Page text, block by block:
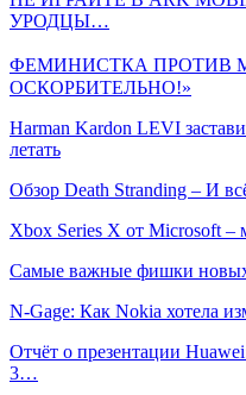
УРОДЦЫ…
ФЕМИНИСТКА ПРОТИВ
ОСКОРБИТЕЛЬНО!»
Harman Kardon LEVI
летать
Обзор Death Stranding – И
Xbox Series X от Microsoft
Самые важные фишки
N-Gage: Как Nokia хотела
Отчёт о презентации
3…